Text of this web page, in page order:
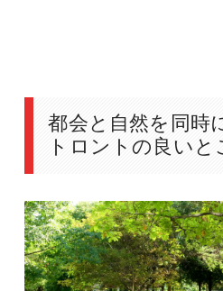
都会と自然を同時
トロントの良いと